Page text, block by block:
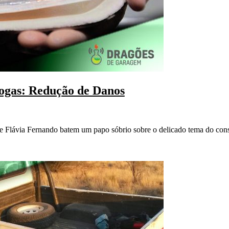
Redução de Danos
Fernando batem um papo sóbrio sobre o delicado tema do